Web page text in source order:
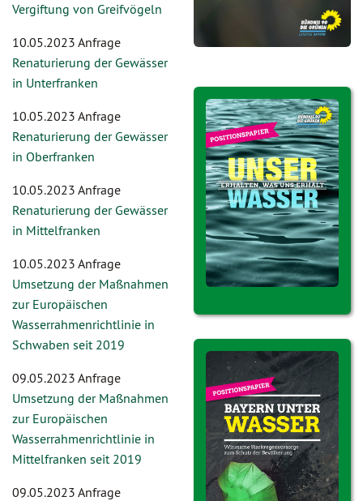
Vergiftung von Greifvögeln
10.05.2023 Anfrage
Renaturierung der Gewässer
in Unterfranken
10.05.2023 Anfrage
Renaturierung der Gewässer
in Oberfranken
10.05.2023 Anfrage
Renaturierung der Gewässer
in Mittelfranken
10.05.2023 Anfrage
Umsetzung der Maßnahmen
zur Europäischen
Wasserrahmenrichtlinie in
Schwaben seit 2019
09.05.2023 Anfrage
Umsetzung der Maßnahmen
zur Europäischen
Wasserrahmenrichtlinie in
Mittelfranken seit 2019
09.05.2023 Anfrage